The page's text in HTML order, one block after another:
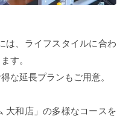
は、ライフスタイルに合わ
す。
な延長プランもご用意。
大和店」の多様なコースを